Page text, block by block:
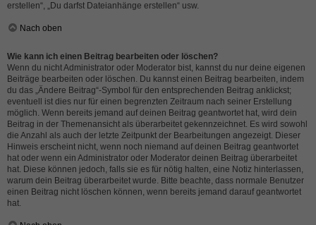
erstellen“, „Du darfst Dateianhänge erstellen“ usw.
Nach oben
Wie kann ich einen Beitrag bearbeiten oder löschen?
Wenn du nicht Administrator oder Moderator bist, kannst du nur deine eigenen
Beiträge bearbeiten oder löschen. Du kannst einen Beitrag bearbeiten, indem
du das „Ändere Beitrag“-Symbol für den entsprechenden Beitrag anklickst;
eventuell ist dies nur für einen begrenzten Zeitraum nach seiner Erstellung
möglich. Wenn bereits jemand auf deinen Beitrag geantwortet hat, wird dein
Beitrag in der Themenansicht als überarbeitet gekennzeichnet. Es wird sowohl
die Anzahl als auch der letzte Zeitpunkt der Bearbeitungen angezeigt. Dieser
Hinweis erscheint nicht, wenn noch niemand auf deinen Beitrag geantwortet
hat oder wenn ein Administrator oder Moderator deinen Beitrag überarbeitet
hat. Diese können jedoch, falls sie es für nötig halten, eine Notiz hinterlassen,
warum dein Beitrag überarbeitet wurde. Bitte beachte, dass normale Benutzer
einen Beitrag nicht löschen können, wenn bereits jemand darauf geantwortet
hat.